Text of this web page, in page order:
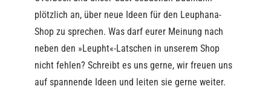
plötzlich an, über neue Ideen für den Leuphana-
Shop zu sprechen. Was darf eurer Meinung nach
neben den »Leupht«-Latschen in unserem Shop
nicht fehlen? Schreibt es uns gerne, wir freuen uns
auf spannende Ideen und leiten sie gerne weiter.